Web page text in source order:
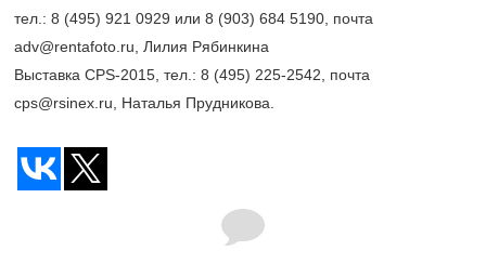
тел.: 8 (495) 921 0929 или 8 (903) 684 5190, почта
adv@rentafoto.ru, Лилия Рябинкина
Выставка CPS-2015, тел.: 8 (495) 225-2542,
почта
cps@rsinex.ru, Наталья Прудникова.